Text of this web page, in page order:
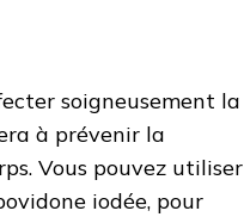
soigneusement la
à prévenir la
Vous pouvez utiliser
iodée, pour